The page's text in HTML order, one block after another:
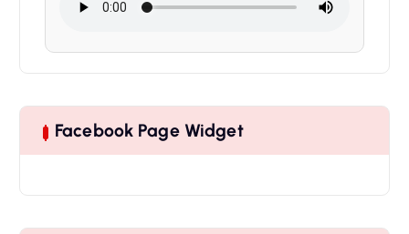
Facebook Page Widget